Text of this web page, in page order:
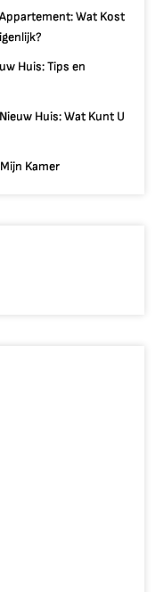
Wat Kost
Huis: Tips en
Huis: Wat Kunt U
Kamer